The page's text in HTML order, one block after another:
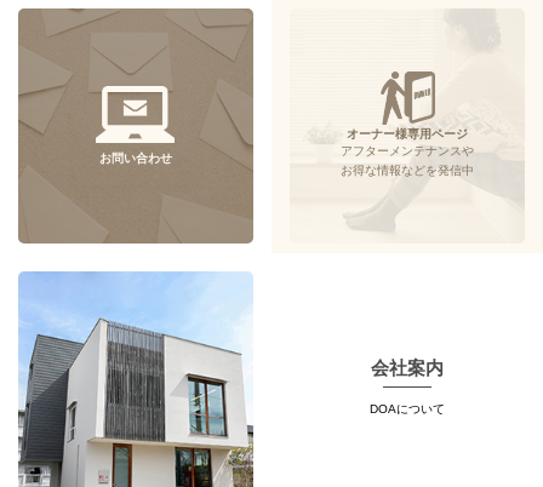
お問い合わせ
オーナー様専用ページ
アフターメンテナンスや
お得な情報などを発信中
会社案内
DOAについて